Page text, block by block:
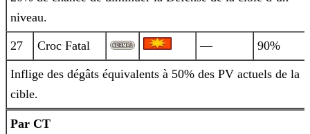
niveau.
27 Croc Fatal — 90%
Inflige des dégâts équivalents à 50% des PV actuels de la
cible.
Par CT